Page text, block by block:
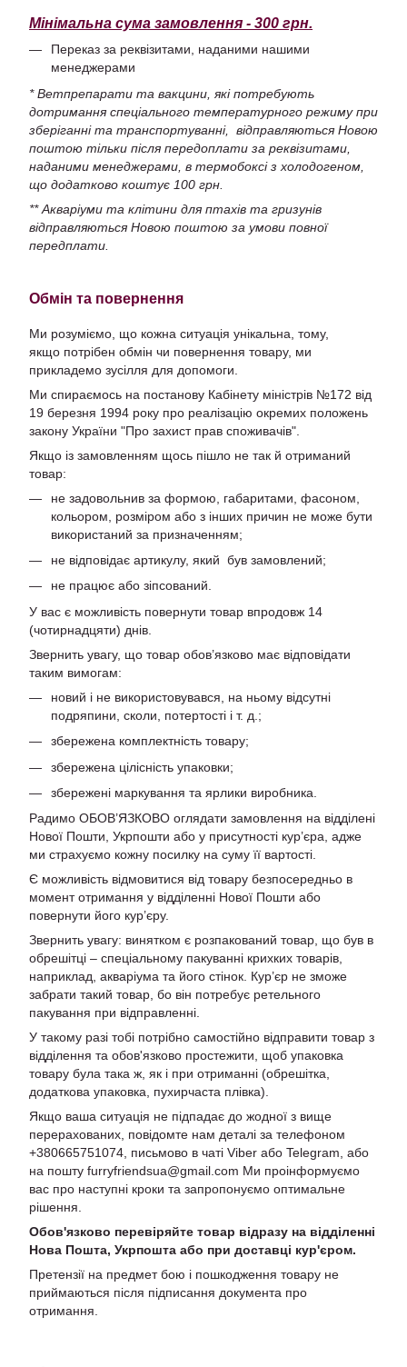
Мінімальна сума замовлення - 300 грн.
Переказ за реквізитами, наданими нашими
менеджерами
* Ветпрепарати та вакцини, які потребують
дотримання спеціального температурного режиму при
зберіганні та транспортуванні, відправляються Новою
поштою тільки після передоплати за реквізитами,
наданими менеджерами, в термобоксі з холодогеном,
що додатково коштує 100 грн.
** Акваріуми та клітини для птахів та гризунів
відправляються Новою поштою за умови повної
передплати.
Обмін та повернення
Ми розуміємо, що кожна ситуація унікальна, тому,
якщо потрібен обмін чи повернення товару, ми
прикладемо зусілля для допомоги.
Ми спираємось на постанову Кабінету міністрів №172 від
19 березня 1994 року про реалізацію окремих положень
закону України "Про захист прав споживачів".
Якщо із замовленням щось пішло не так й отриманий
товар:
не задовольнив за формою, габаритами, фасоном,
кольором, розміром або з інших причин не може бути
використаний за призначенням;
не відповідає артикулу, який був замовлений;
не працює або зіпсований.
У вас є можливість повернути товар впродовж 14
(чотирнадцяти) днів.
Звернить увагу, що товар обов’язково має відповідати
таким вимогам:
новий і не використовувався, на ньому відсутні
подряпини, сколи, потертості і т. д.;
збережена комплектність товару;
збережена цілісність упаковки;
збережені маркування та ярлики виробника.
Радимо ОБОВ’ЯЗКОВО оглядати замовлення на відділені
Нової Пошти, Укрпошти або у присутності кур’єра, адже
ми страхуємо кожну посилку на суму її вартості.
Є можливість відмовитися від товару безпосередньо в
момент отримання у відділенні Нової Пошти або
повернути його кур’єру.
Звернить увагу: винятком є розпакований товар, що був в
обрешітці – спеціальному пакуванні крихких товарів,
наприклад, акваріума та його стінок. Кур’єр не зможе
забрати такий товар, бо він потребує ретельного
пакування при відправленні.
У такому разі тобі потрібно самостійно відправити товар з
відділення та обов'язково простежити, щоб упаковка
товару була така ж, як і при отриманні (обрешітка,
додаткова упаковка, пухирчаста плівка).
Якщо ваша ситуація не підпадає до жодної з вище
перерахованих, повідомте нам деталі за телефоном
+380665751074, письмово в чаті Viber або Telegram, або
на пошту furryfriendsua@gmail.com Ми проінформуємо
вас про наступні кроки та запропонуємо оптимальне
рішення.
Обов'язково перевіряйте товар відразу на відділенні
Нова Пошта, Укрпошта або при доставці кур'єром.
Претензії на предмет бою і пошкодження товару не
приймаються після підписання документа про
отримання.